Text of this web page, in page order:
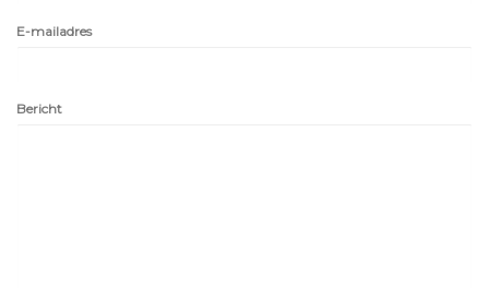
E-mailadres
Bericht